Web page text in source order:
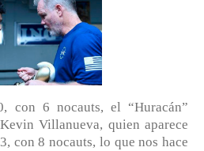
con 6 nocauts, el “Huracán”
Villanueva, quien aparece
con 8 nocauts, lo que nos hace